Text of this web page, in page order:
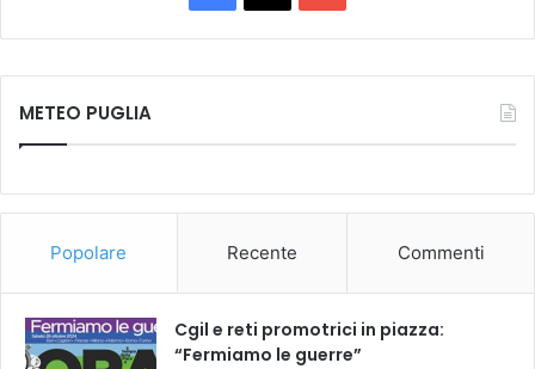
Tube
METEO PUGLIA
Popolare Recente Commenti
Cgil e reti promotrici in piazza:
“Fermiamo le guerre”